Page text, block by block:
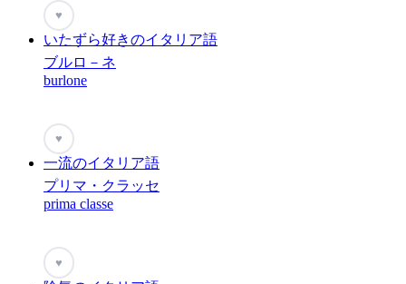
♥
いたずら好きのイタリア語
ブルロ－ネ
burlone
♥
一流のイタリア語
プリマ・クラッセ
prima classe
♥